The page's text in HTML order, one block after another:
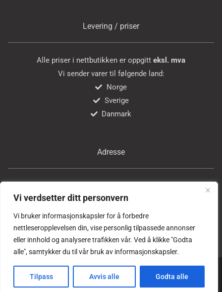
Vi verdsetter ditt personvern
Vi bruker informasjonskapsler for å forbedre
nettleseropplevelsen din, vise personlig tilpassede annonser
eller innhold og analysere trafikken vår. Ved å klikke "Godta
alle", samtykker du til vår bruk av informasjonskapsler.
Tilpass Avvis alle Godta alle
Levering / priser
Alle priser i nettbutikken er oppgitt eksl. mva
Vi sender varer til følgende land:
Norge
Sverige
Danmark
Adresse
Professor Birkelands vei 24
1081 Oslo
Copyright © alle rettigheter forbeholdesBricon Tools AS
Laget og vedlikeholdes med ❤ avSon Reklame